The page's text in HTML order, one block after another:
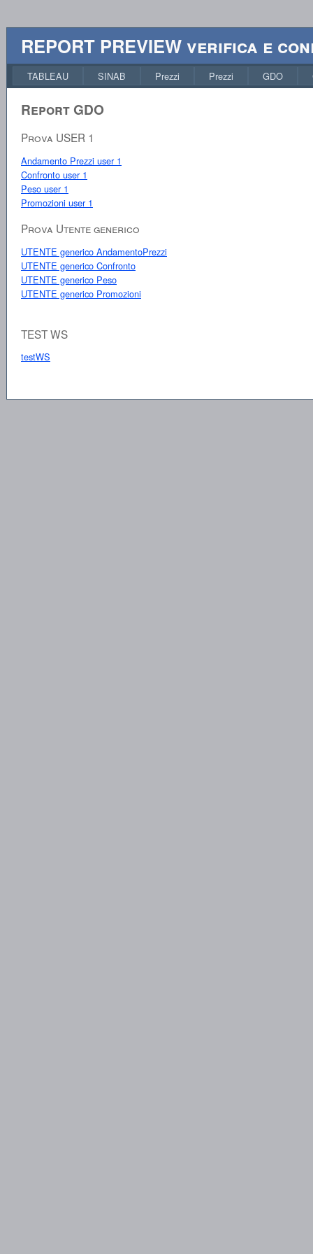
REPORT PREVIEW verifica e
TABLEAU SINAB Prezzi Prezzi GDO
Report GDO
Prova USER 1
Andamento Prezzi user 1
Confronto user 1
Peso user 1
Promozioni user 1
Prova Utente generico
UTENTE generico AndamentoPrezzi
UTENTE generico Confronto
UTENTE generico Peso
UTENTE generico Promozioni
TEST WS
testWS